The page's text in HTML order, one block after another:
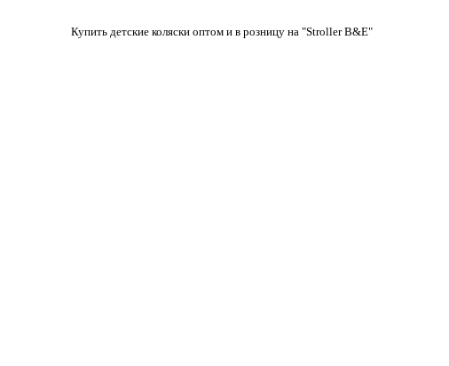
Купить детские коляски оптом и в розницу на "Stroller B&E"